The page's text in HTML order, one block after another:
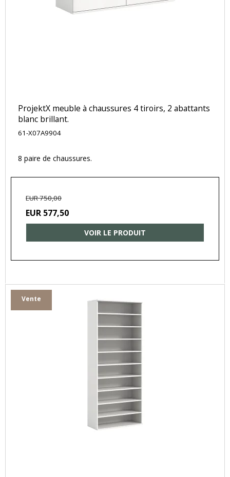
ProjektX meuble à chaussures 4 tiroirs, 2 abattants
blanc brillant.
61-X07A9904
8 paire de chaussures.
EUR 750,00
EUR 577,50
VOIR LE PRODUIT
Vente